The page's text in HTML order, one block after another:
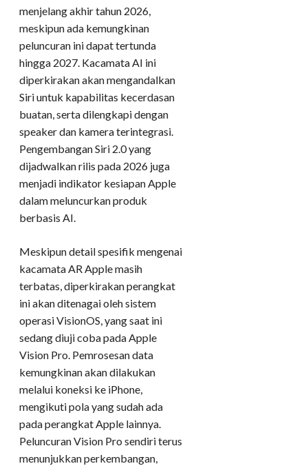
menjelang akhir tahun 2026,
meskipun ada kemungkinan
peluncuran ini dapat tertunda
hingga 2027. Kacamata AI ini
diperkirakan akan mengandalkan
Siri untuk kapabilitas kecerdasan
buatan, serta dilengkapi dengan
speaker dan kamera terintegrasi.
Pengembangan Siri 2.0 yang
dijadwalkan rilis pada 2026 juga
menjadi indikator kesiapan Apple
dalam meluncurkan produk
berbasis AI.
Meskipun detail spesifik mengenai
kacamata AR Apple masih
terbatas, diperkirakan perangkat
ini akan ditenagai oleh sistem
operasi VisionOS, yang saat ini
sedang diuji coba pada Apple
Vision Pro. Pemrosesan data
kemungkinan akan dilakukan
melalui koneksi ke iPhone,
mengikuti pola yang sudah ada
pada perangkat Apple lainnya.
Peluncuran Vision Pro sendiri terus
menunjukkan perkembangan,